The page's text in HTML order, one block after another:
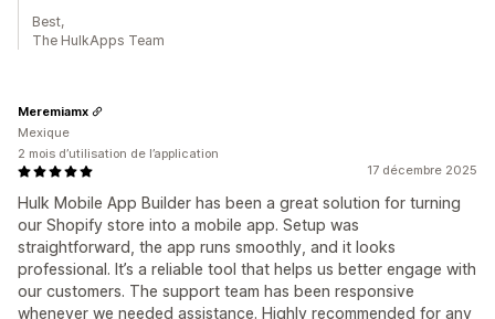
Best,
The HulkApps Team
17 décembre 2025
Hulk Mobile App Builder has been a great solution for turning
our Shopify store into a mobile app. Setup was
straightforward, the app runs smoothly, and it looks
professional. It’s a reliable tool that helps us better engage with
our customers. The support team has been responsive
whenever we needed assistance. Highly recommended for any
Meremiamx
Mexique
2 mois d’utilisation de l’application